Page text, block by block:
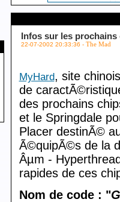
Infos sur les prochains
22-07-2002 20:33:36 - The Mad
MyHard, site
de
des prochains
et le Springdale
Placer destinÃ©
Ã©quipÃ©s de la
Âµm -
rapides de ces
Nom de code : "